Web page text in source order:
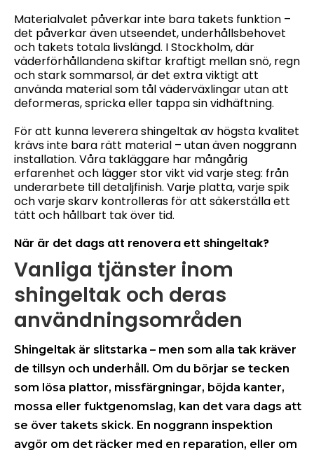
Materialvalet påverkar inte bara takets funktion –
det påverkar även utseendet, underhållsbehovet
och takets totala livslängd. I Stockholm, där
väderförhållandena skiftar kraftigt mellan snö, regn
och stark sommarsol, är det extra viktigt att
använda material som tål väderväxlingar utan att
deformeras, spricka eller tappa sin vidhäftning.
För att kunna leverera shingeltak av högsta kvalitet
krävs inte bara rätt material – utan även noggrann
installation. Våra takläggare har mångårig
erfarenhet och lägger stor vikt vid varje steg: från
underarbete till detaljfinish. Varje platta, varje spik
och varje skarv kontrolleras för att säkerställa ett
tätt och hållbart tak över tid.
När är det dags att renovera ett shingeltak?
Vanliga tjänster inom
shingeltak och deras
användningsområden
Shingeltak är slitstarka – men som alla tak kräver
de tillsyn och underhåll. Om du börjar se tecken
som lösa plattor, missfärgningar, böjda kanter,
mossa eller fuktgenomslag, kan det vara dags att
se över takets skick. En noggrann inspektion
avgör om det räcker med en reparation, eller om